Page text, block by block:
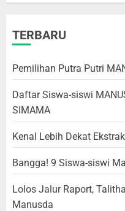
TERBARU
Pemilihan Putra Putri
Daftar Siswa-siswi
SIMAMA
Kenal Lebih Dekat
Bangga! 9 Siswa-siswi
Lolos Jalur Raport,
Manusda